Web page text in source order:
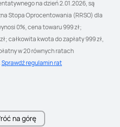
na dzień 2.01.2026, są
Stopa Oprocentowania (RRSO) dla
0%, cena towaru 999 zł;
całkowita kwota do zapłaty 999 zł,
w 20 równych ratach
Sprawdź regulamin rat
na górę